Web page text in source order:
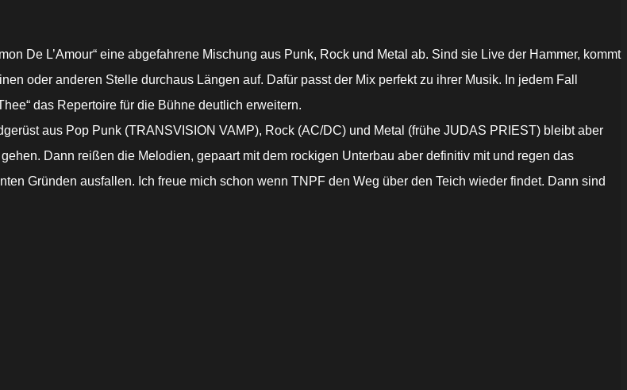
De L’Amour“ eine abgefahrene Mischung aus Punk, Rock und Metal ab. Sind sie Live der Hammer, kommt
oder anderen Stelle durchaus Längen auf. Dafür passt der Mix perfekt zu ihrer Musik. In jedem Fall
das Repertoire für die Bühne deutlich erweitern.
aus Pop Punk (TRANSVISION VAMP), Rock (AC/DC) und Metal (frühe JUDAS PRIEST) bleibt aber
Dann reißen die Melodien, gepaart mit dem rockigen Unterbau aber definitiv mit und regen das
Gründen ausfallen. Ich freue mich schon wenn TNPF den Weg über den Teich wieder findet. Dann sind